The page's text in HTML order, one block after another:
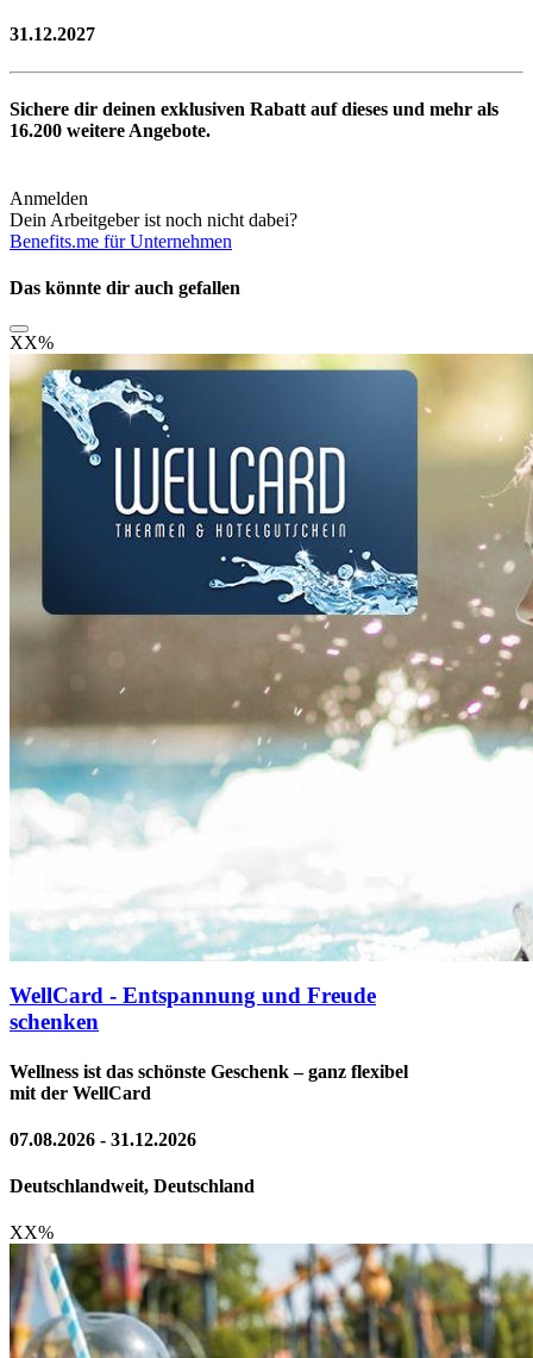
31.12.2027
Sichere dir deinen exklusiven Rabatt auf dieses und mehr als
16.200 weitere Angebote.
Anmelden
Dein Arbeitgeber ist noch nicht dabei?
Benefits.me für Unternehmen
Das könnte dir auch gefallen
XX%
WellCard - Entspannung und Freude
schenken
Wellness ist das schönste Geschenk – ganz flexibel
mit der WellCard
07.08.2026 - 31.12.2026
Deutschlandweit, Deutschland
XX%